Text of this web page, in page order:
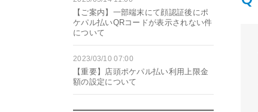
【ご案内】一部端末にて顔認証後にポ
ケパル払いQRコードが表示されない件
について
2023/03/10 07:00
【重要】店頭ポケパル払い利用上限金
額の設定について